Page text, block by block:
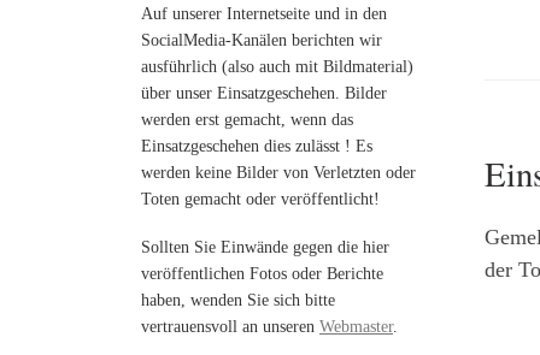
der
Auf unserer Internetseite und in den
SocialMedia-Kanälen berichten wir
ausführlich (also auch mit Bildmaterial)
über unser Einsatzgeschehen. Bilder
werden erst gemacht, wenn das
Einsatzgeschehen dies zulässt ! Es
werden keine Bilder von Verletzten oder
Toten gemacht oder veröffentlicht!
Sollten Sie Einwände gegen die hier
veröffentlichen Fotos oder Berichte
haben, wenden Sie sich bitte
vertrauensvoll an unseren Webmaster.